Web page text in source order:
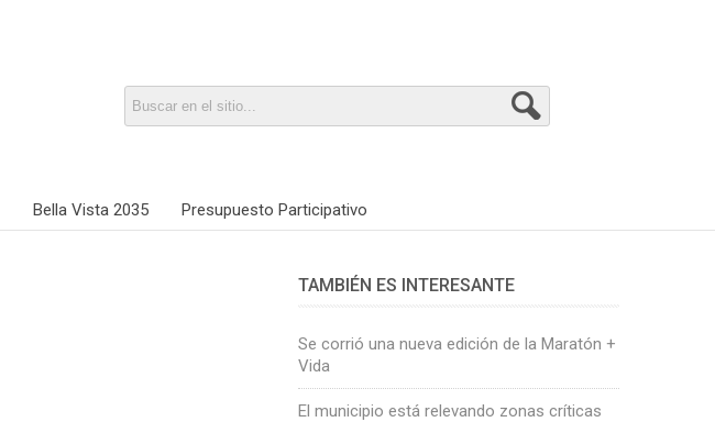
Bella Vista 2035 Presupuesto Participativo
TAMBIÉN ES INTERESANTE
Se corrió una nueva edición de la Maratón +
Vida
El municipio está relevando zonas críticas